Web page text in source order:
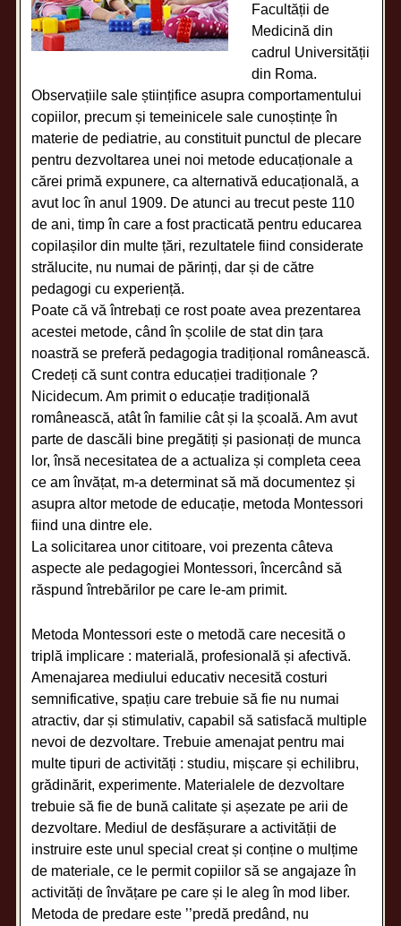
Facultății de
Medicină din
cadrul Universității
din Roma.
Observațiile sale științifice asupra comportamentului
copiilor, precum și temeinicele sale cunoștințe în
materie de pediatrie, au constituit punctul de plecare
pentru dezvoltarea unei noi metode educaționale a
cărei primă expunere, ca alternativă educațională, a
avut loc în anul 1909. De atunci au trecut peste 110
de ani, timp în care a fost practicată pentru educarea
copilașilor din multe țări, rezultatele fiind considerate
strălucite, nu numai de părinți, dar și de către
pedagogi cu experiență.
Poate că vă întrebați ce rost poate avea prezentarea
acestei metode, când în școlile de stat din țara
noastră se preferă pedagogia tradițional românească.
Credeți că sunt contra educației tradiționale ?
Nicidecum. Am primit o educație tradițională
românească, atât în familie cât și la școală. Am avut
parte de dascăli bine pregătiți și pasionați de munca
lor, însă necesitatea de a actualiza și completa ceea
ce am învățat, m-a determinat să mă documentez și
asupra altor metode de educație, metoda Montessori
fiind una dintre ele.
La solicitarea unor cititoare, voi prezenta câteva
aspecte ale pedagogiei Montessori, încercând să
răspund întrebărilor pe care le-am primit.
Metoda Montessori este o metodă care necesită o
triplă implicare : materială, profesională și afectivă.
Amenajarea mediului educativ necesită costuri
semnificative, spațiu care trebuie să fie nu numai
atractiv, dar și stimulativ, capabil să satisfacă multiple
nevoi de dezvoltare. Trebuie amenajat pentru mai
multe tipuri de activități : studiu, mișcare și echilibru,
grădinărit, experimente. Materialele de dezvoltare
trebuie să fie de bună calitate și așezate pe arii de
dezvoltare. Mediul de desfășurare a activității de
instruire este unul special creat și conține o mulțime
de materiale, ce le permit copiilor să se angajaze în
activități de învățare pe care și le aleg în mod liber.
Metoda de predare este ’’predă predând, nu